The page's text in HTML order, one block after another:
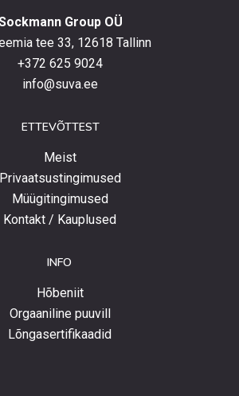
Group OÜ
tee 33, 12618 Tallinn
+372 625 9024
info@suva.ee
ETTEVÕTTEST
Meist
Privaatsustingimused
Müügitingimused
Kontakt / Kauplused
INFO
Hõbeniit
Orgaaniline puuvill
Lõngasertifikaadid